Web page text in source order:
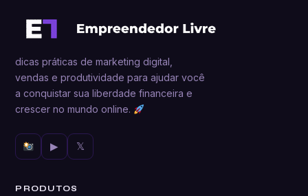
dicas práticas de marketing digital,
vendas e produtividade para ajudar você
a conquistar sua liberdade financeira e
crescer no mundo online.
▶ 𝕏
PRODUTOS